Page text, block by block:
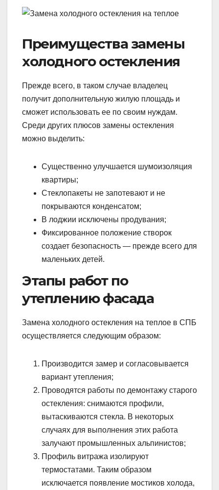
Преимущества замены
холодного остекления
Прежде всего, в таком случае владелец
получит дополнительную жилую площадь и
сможет использовать ее по своим нуждам.
Среди других плюсов замены остекления
можно выделить:
Существенно улучшается шумоизоляция
квартиры;
Стеклопакеты не запотевают и не
покрываются конденсатом;
В лоджии исключены продувания;
Фиксированное положение створок
создает безопасность — прежде всего для
маленьких детей.
Этапы работ по
утеплению фасада
Замена холодного остекления на теплое в СПБ
осуществляется следующим образом:
Производится замер и согласовывается
вариант утепления;
Проводятся работы по демонтажу старого
остекления: снимаются профили,
вытаскиваются стекла. В некоторых
случаях для выполнения этих работа
залучают промышленных альпинистов;
Профиль витража изолируют
термостатами. Таким образом
исключается появление мостиков холода,